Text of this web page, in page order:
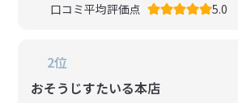
口コミ平均評価点
5.0
2位
おそうじすたいる本店